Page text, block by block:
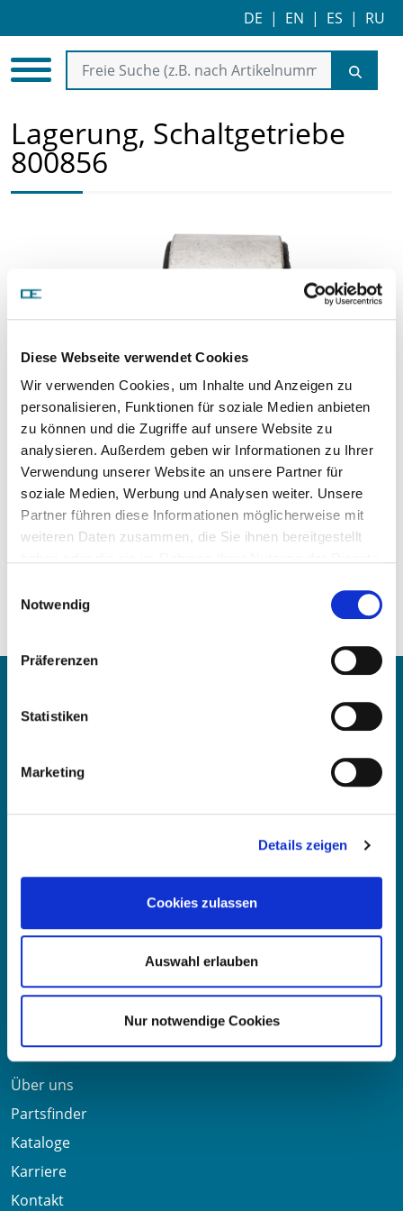
Diese Webseite verwendet Cookies
Wir verwenden Cookies, um Inhalte und Anzeigen zu
personalisieren, Funktionen für soziale Medien anbieten
zu können und die Zugriffe auf unsere Website zu
analysieren. Außerdem geben wir Informationen zu Ihrer
Verwendung unserer Website an unsere Partner für
soziale Medien, Werbung und Analysen weiter. Unsere
Partner führen diese Informationen möglicherweise mit
weiteren Daten zusammen, die Sie ihnen bereitgestellt
Notwendig
Präferenzen
Statistiken
Marketing
Details zeigen
Cookies zulassen
Auswahl erlauben
Nur notwendige Cookies
DE | EN | ES | RU
Lagerung, Schaltgetriebe
800856
Preis auf Anfrage
ARTIKEL ANFRAGEN
Fritz-Müller-Str. 100-104​
73730 Esslingen am Neckar​
+49 711 6276980
Telefax:+49 711 62769851
Nützliche Links
Über uns
Partsfinder
Kataloge
Karriere
Kontakt